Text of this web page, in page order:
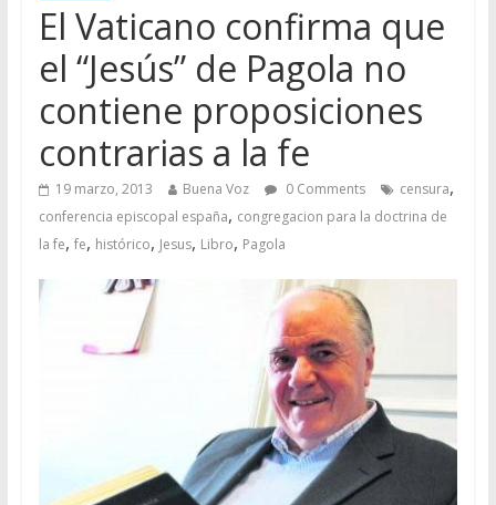
El Vaticano confirma que
el “Jesús” de Pagola no
contiene proposiciones
contrarias a la fe
19 marzo, 2013 Buena Voz 0 Comments censura,
conferencia episcopal españa, congregacion para la doctrina de
la fe, fe, histórico, Jesus, Libro, Pagola